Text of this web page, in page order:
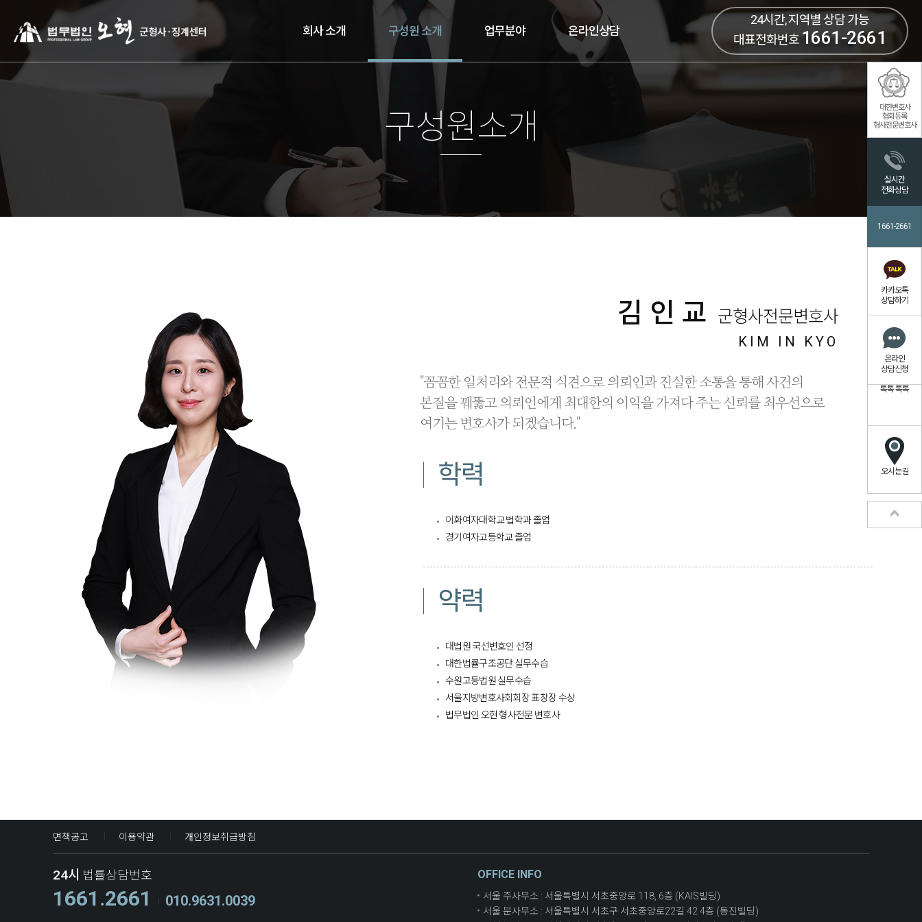
회사 소개 구성원 소개 업무분야 온라인상담
24시간, 지역별 상담 가능
대표전화번호 1661-2661
구성원소개
김인교 군형사전문변호사
KIM IN KYO
"꼼꼼한 일처리와 전문적 식견으로 의뢰인과 진실한 소통을 통해 사건의
본질을 꿰뚫고 의뢰인에게 최대한의 이익을 가져다 주는 신뢰를 최우선으로
여기는 변호사가 되겠습니다."
학력
이화여자대학교 법학과 졸업
경기여자고등학교 졸업
약력
대법원 국선변호인 선정
대한법률구조공단 실무수습
수원고등법원 실무수습
서울지방변호사회회장 표창장 수상
법무법인 오현 형사전문 변호사​
면책공고 이용약관 개인정보취급방침
24시 법률상담번호
1661.2661 010.9631.0039
OFFICE INFO
서울 주사무소 : 서울특별시 서초중앙로 118, 6층 (KAIS빌딩)
서울 분사무소 : 서울특별시 서초구 서초중앙로22길 42 4층 (동진빌딩)
대한변호사
협회등록
형사전문변호사
실시간
전화상담
1661-2661
카카오톡
상담하기
온라인
상담신청
톡톡톡톡
오시는길